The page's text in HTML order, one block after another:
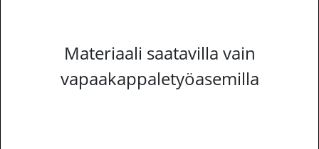
Materiaali saatavilla vain
vapaakappaletyöasemilla